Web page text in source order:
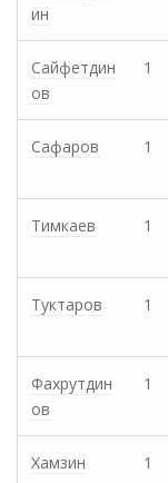
ин
Сайфетдин
ов
1
Сафаров 1
Тимкаев 1
Туктаров 1
Фахрутдин
ов
1
Хамзин 1